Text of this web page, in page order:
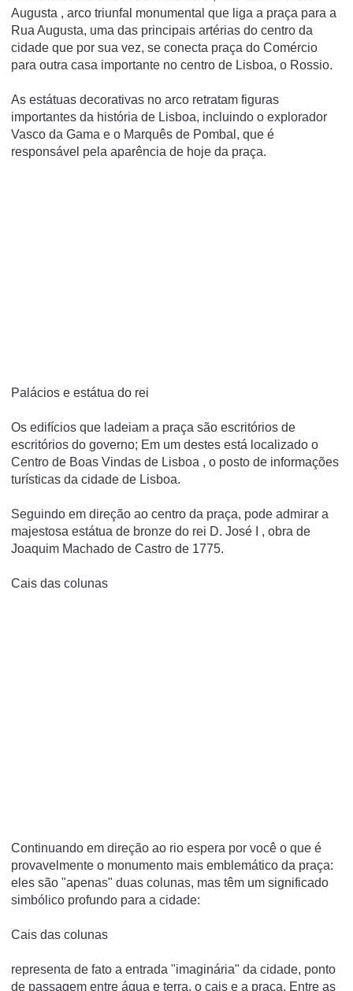
Augusta , arco triunfal monumental que liga a praça para a
Rua Augusta, uma das principais artérias do centro da
cidade que por sua vez, se conecta praça do Comércio
para outra casa importante no centro de Lisboa, o Rossio.
As estátuas decorativas no arco retratam figuras
importantes da história de Lisboa, incluindo o explorador
Vasco da Gama e o Marquês de Pombal, que é
responsável pela aparência de hoje da praça.
Palácios e estátua do rei
Os edifícios que ladeiam a praça são escritórios de
escritórios do governo; Em um destes está localizado o
Centro de Boas Vindas de Lisboa , o posto de informações
turísticas da cidade de Lisboa.
Seguindo em direção ao centro da praça, pode admirar a
majestosa estátua de bronze do rei D. José I , obra de
Joaquim Machado de Castro de 1775.
Cais das colunas
Continuando em direção ao rio espera por você o que é
provavelmente o monumento mais emblemático da praça:
eles são "apenas" duas colunas, mas têm um significado
simbólico profundo para a cidade:
Cais das colunas
representa de fato a entrada "imaginária" da cidade, ponto
de passagem entre água e terra, o cais e a praça. Entre as